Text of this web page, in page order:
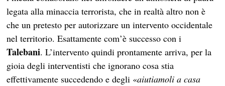
legata alla minaccia terrorista, che in realtà altro non è
che un pretesto per autorizzare un intervento occidentale
nel territorio. Esattamente com’è successo con i
Talebani. L’intervento quindi prontamente arriva, per la
gioia degli interventisti che ignorano cosa stia
effettivamente succedendo e degli «aiutiamoli a casa